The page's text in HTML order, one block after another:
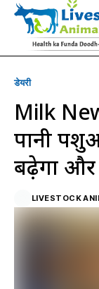
डेयरी
Milk
पानी
बढ़ेगा
LIVESTOCK